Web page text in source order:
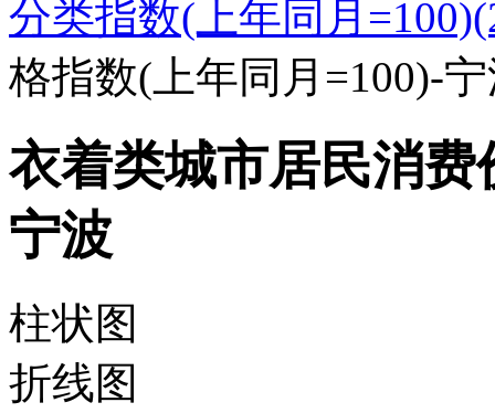
分类指数(上年同月
格指数(上年同月=100)-
衣着类城市居民消
宁波
柱状图
折线图